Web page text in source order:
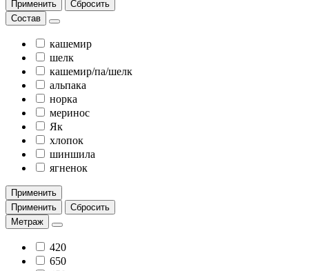
Применить
Сбросить
Состав
кашемир
шелк
кашемир/па/шелк
альпака
норка
меринос
Як
хлопок
шиншила
ягненок
Применить
Применить
Сбросить
Метраж
420
650